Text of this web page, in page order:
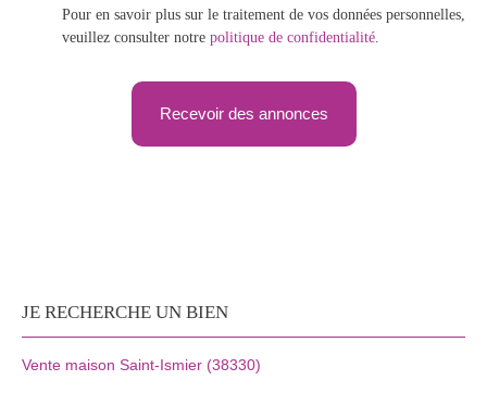
Pour en savoir plus sur le traitement de vos données personnelles,
veuillez consulter notre politique de confidentialité.
Recevoir des annonces
JE RECHERCHE UN BIEN
Vente maison Saint-Ismier (38330)